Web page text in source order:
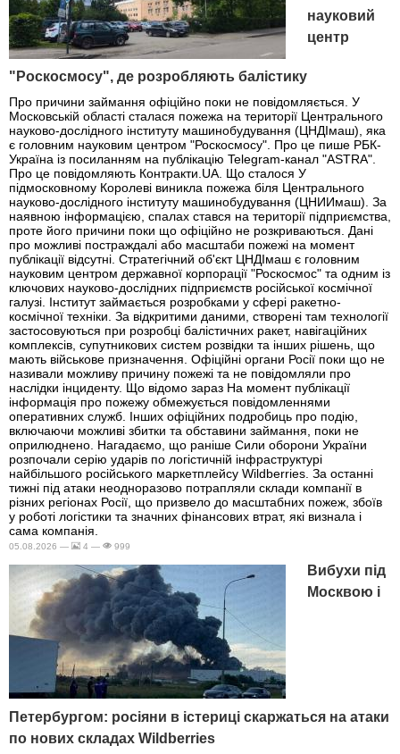
науковий
центр
"Роскосмосу", де розробляють балістику
Про причини займання офіційно поки не повідомляється. У
Московській області сталася пожежа на території Центрального
науково-дослідного інституту машинобудування (ЦНДІмаш), яка
є головним науковим центром "Роскосмосу". Про це пише РБК-
Україна із посиланням на публікацію Telegram-канал "ASTRA".
Про це повідомляють Контракти.UA. Що сталося У
підмосковному Королеві виникла пожежа біля Центрального
науково-дослідного інституту машинобудування (ЦНИИмаш). За
наявною інформацією, спалах стався на території підприємства,
проте його причини поки що офіційно не розкриваються. Дані
про можливі постраждалі або масштаби пожежі на момент
публікації відсутні. Стратегічний об'єкт ЦНДІмаш є головним
науковим центром державної корпорації "Роскосмос" та одним із
ключових науково-дослідних підприємств російської космічної
галузі. Інститут займається розробками у сфері ракетно-
космічної техніки. За відкритими даними, створені там технології
застосовуються при розробці балістичних ракет, навігаційних
комплексів, супутникових систем розвідки та інших рішень, що
мають військове призначення. Офіційні органи Росії поки що не
називали можливу причину пожежі та не повідомляли про
наслідки інциденту. Що відомо зараз На момент публікації
інформація про пожежу обмежується повідомленнями
оперативних служб. Інших офіційних подробиць про подію,
включаючи можливі збитки та обставини займання, поки не
оприлюднено. Нагадаємо, що раніше Сили оборони України
розпочали серію ударів по логістичній інфраструктурі
найбільшого російського маркетплейсу Wildberries. За останні
тижні під атаки неодноразово потрапляли склади компанії в
різних регіонах Росії, що призвело до масштабних пожеж, збоїв
у роботі логістики та значних фінансових втрат, які визнала і
сама компанія.
05.08.2026 — 4 — 999
Вибухи під
Москвою і
Петербургом: росіяни в істериці скаржаться на атаки
по нових складах Wildberries